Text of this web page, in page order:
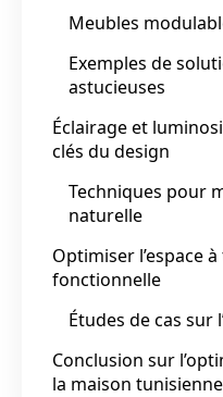
Meubles
Exemples de
astucieuses
Éclairage et
clés du design
Techniques pour
naturelle
Optimiser l’espace
fonctionnelle
Études de cas sur
Conclusion sur
la maison tunisienne